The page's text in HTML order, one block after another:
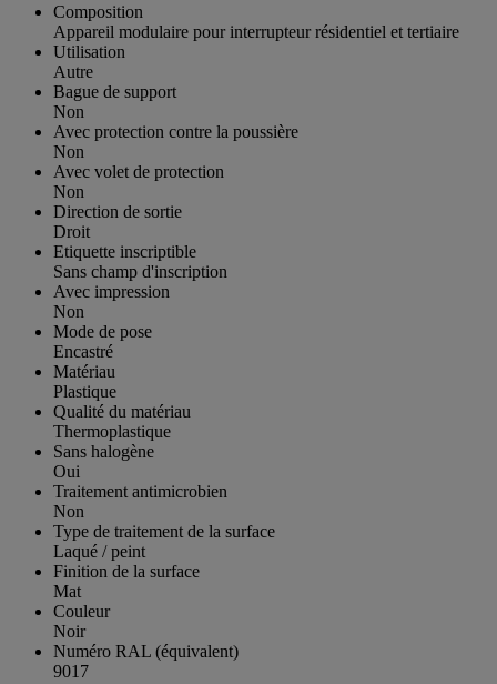
Composition
Appareil modulaire pour interrupteur résidentiel et tertiaire
Utilisation
Autre
Bague de support
Non
Avec protection contre la poussière
Non
Avec volet de protection
Non
Direction de sortie
Droit
Etiquette inscriptible
Sans champ d'inscription
Avec impression
Non
Mode de pose
Encastré
Matériau
Plastique
Qualité du matériau
Thermoplastique
Sans halogène
Oui
Traitement antimicrobien
Non
Type de traitement de la surface
Laqué / peint
Finition de la surface
Mat
Couleur
Noir
Numéro RAL (équivalent)
9017